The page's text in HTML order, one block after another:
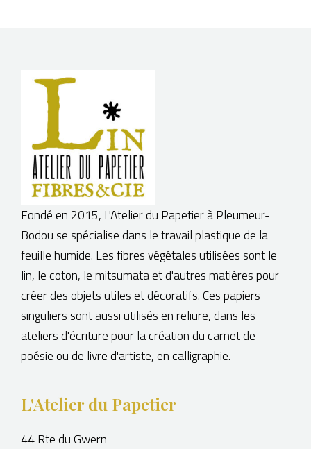
Fondé en 2015, L'Atelier du Papetier à Pleumeur-
Bodou se spécialise dans le travail plastique de la
feuille humide. Les fibres végétales utilisées sont le
lin, le coton, le mitsumata et d'autres matières pour
créer des objets utiles et décoratifs. Ces papiers
singuliers sont aussi utilisés en reliure, dans les
ateliers d'écriture pour la création du carnet de
poésie ou de livre d'artiste, en calligraphie.
L'Atelier du Papetier
44 Rte du Gwern